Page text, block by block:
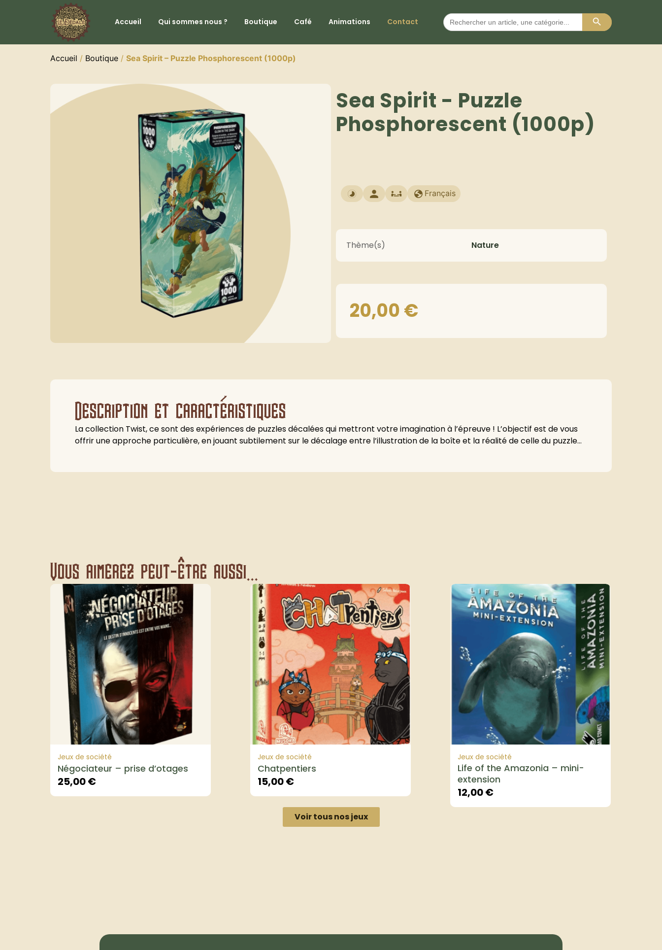
Accueil Qui sommes nous ? Boutique Café Animations Contact
Search
for:
Search Button
Accueil / Boutique / Sea Spirit – Puzzle Phosphorescent (1000p)
Sea Spirit - Puzzle
Phosphorescent (1000p)
Français
Thème(s) Nature
20,00€
Description et caractéristiques
La collection Twist, ce sont des expériences de puzzles décalées qui mettront votre imagination à l’épreuve ! L’objectif est de vous
offrir une approche particulière, en jouant subtilement sur le décalage entre l’illustration de la boîte et la réalité de celle du puzzle…
Vous aimerez peut-être aussi...
Jeux de société
Négociateur – prise d’otages
25,00€
Jeux de société
Chatpentiers
15,00€
Jeux de société
Life of the Amazonia – mini-
extension
12,00€
Voir tous nos jeux